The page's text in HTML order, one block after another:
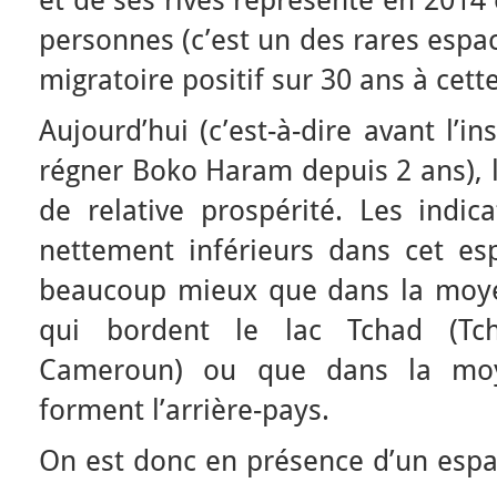
personnes (c’est un des rares
migratoire positif sur 30 ans à
Aujourd’hui (c’est-à-dire avant
régner Boko Haram depuis 2 ans),
de relative prospérité. Les
nettement inférieurs dans cet
beaucoup mieux que dans la
qui bordent le lac Tchad
Cameroun) ou que dans la
forment l’arrière-pays.
On est donc en présence d’un